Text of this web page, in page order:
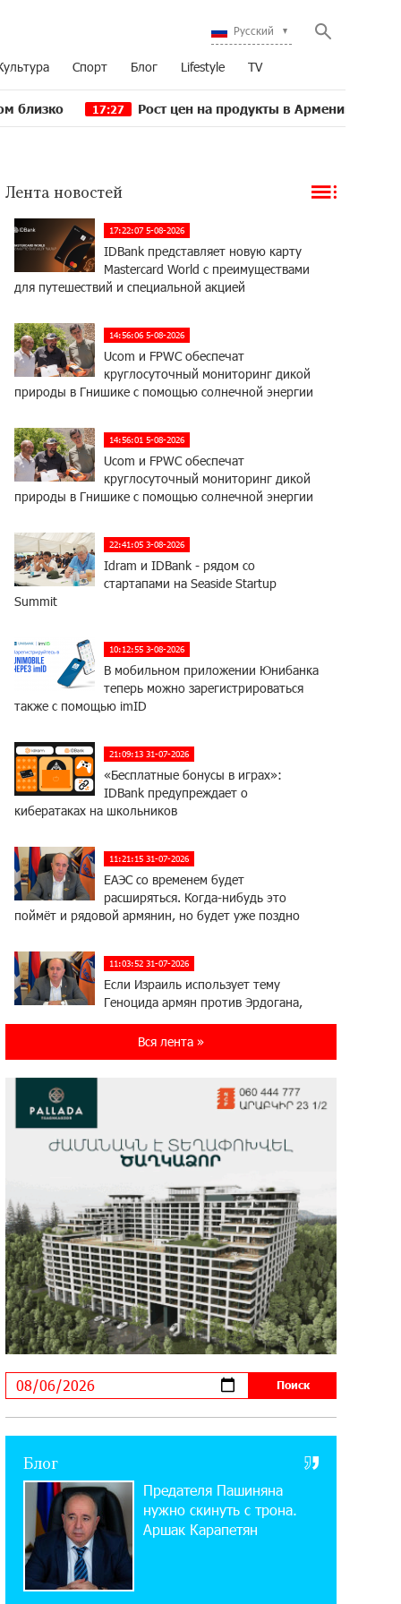
Русский
Спорт Блог Lifestyle TV
17:27 Рост цен на продукты в Армении ускорился до
Лента новостей
17:22:07 5-08-2026
IDBank представляет новую карту
Mastercard World с преимуществами
для путешествий и специальной акцией
14:56:06 5-08-2026
Ucom и FPWC обеспечат
круглосуточный мониторинг дикой
природы в Гнишике с помощью солнечной энергии
14:56:01 5-08-2026
Ucom и FPWC обеспечат
круглосуточный мониторинг дикой
природы в Гнишике с помощью солнечной энергии
22:41:05 3-08-2026
Idram и IDBank - рядом со
стартапами на Seaside Startup
Summit
10:12:55 3-08-2026
В мобильном приложении Юнибанка
теперь можно зарегистрироваться
также с помощью imID
21:09:13 31-07-2026
«Бесплатные бонусы в играх»:
IDBank предупреждает о
кибератаках на школьников
11:21:15 31-07-2026
ЕАЭС со временем будет
расширяться. Когда-нибудь это
поймёт и рядовой армянин, но будет уже поздно
11:03:52 31-07-2026
Если Израиль использует тему
Геноцида армян против Эрдогана,
ВТБ (Армения): вклад «Стабильный»
— до 10% годовых и оформление в
мобильном приложении
Платформа Rate.Trading на Seaside
Startup Summit: IDBank представил
инновационное решение
14:44:13 29-07-2026
Состоялось открытие Khachaturian
Rooftop при поддержке IDBank
Пашинян ты упустил свой шанс уйти
спокойно. Аршак Карапетян
обслуживания Ucom открылся по
адресу ул. Шаумяна, 24/2 в Арарате
22:28:49 27-07-2026
Никогда Нагорный Карабах не был в
составе независимого Азербайджана.
Вся лента »
Блог
Предателя Пашиняна
нужно скинуть с трона.
Аршак Карапетян